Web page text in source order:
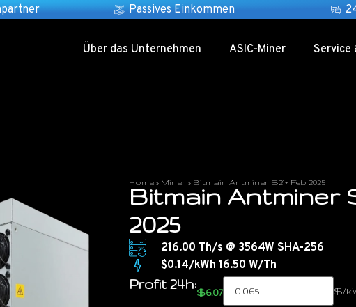
Passives Einkommen
Über das Unternehmen ASIC-Miner Service
Home» Miner » Bitmain Antminer S21+ Feb 2025
Bitmain Antminer
2025
216.00 Th/s @ 3564W SHA-256
$0.14/kWh 16.50 W/Th
Profit 24h:
$6.07 $/